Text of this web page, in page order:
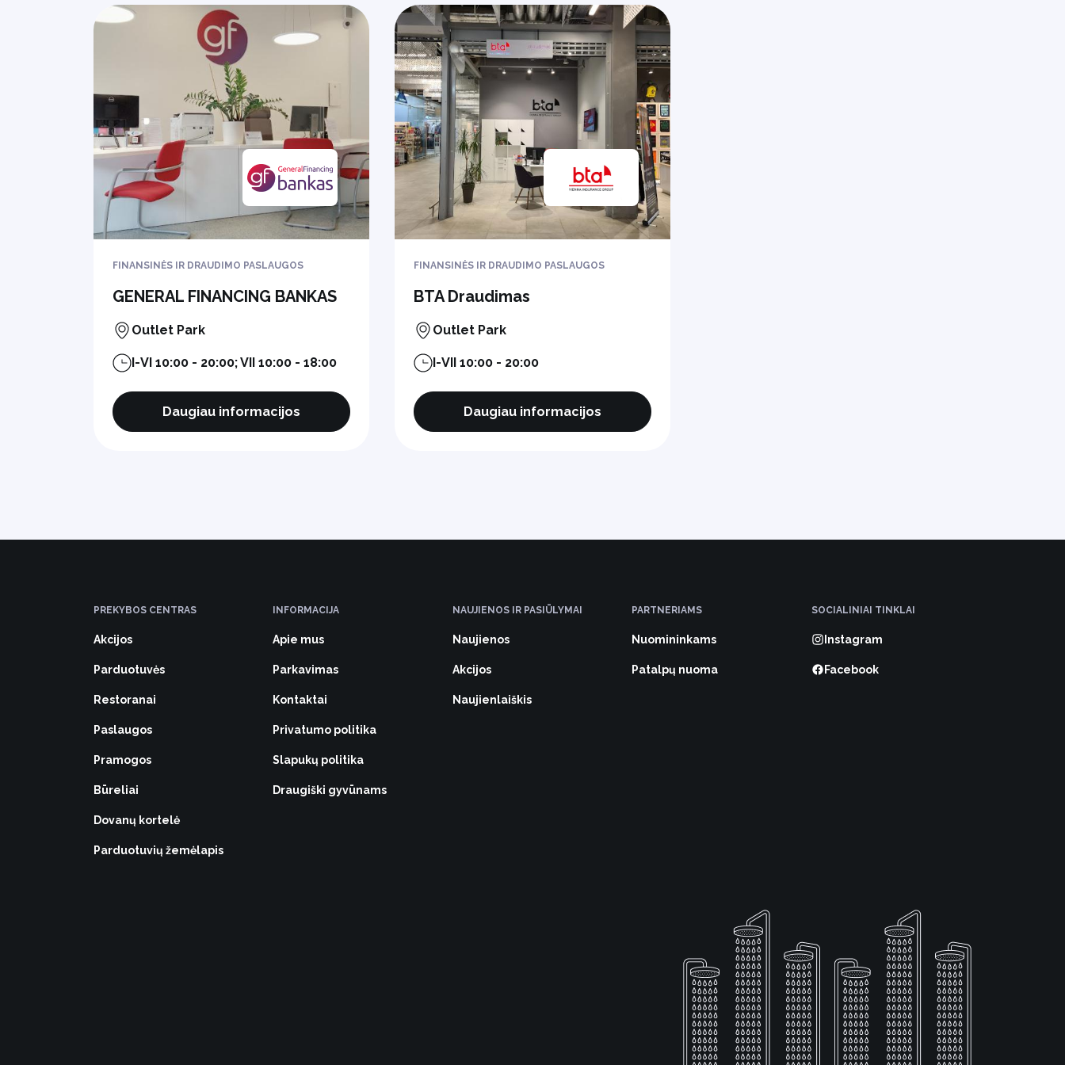
FINANSINĖS IR DRAUDIMO PASLAUGOS
GENERAL FINANCING BANKAS
Outlet Park
I-VI 10:00 - 20:00; VII 10:00 - 18:00
Daugiau informacijos
FINANSINĖS IR DRAUDIMO PASLAUGOS
BTA Draudimas
Outlet Park
I-VII 10:00 - 20:00
Daugiau informacijos
PREKYBOS CENTRAS
Akcijos
Parduotuvės
Restoranai
Paslaugos
Pramogos
Būreliai
Dovanų kortelė
Parduotuvių žemėlapis
INFORMACIJA
Apie mus
Parkavimas
Kontaktai
Privatumo politika
Slapukų politika
Draugiški gyvūnams
NAUJIENOS IR PASIŪLYMAI
Naujienos
Akcijos
Naujienlaiškis
PARTNERIAMS
Nuomininkams
Patalpų nuoma
SOCIALINIAI TINKLAI
Instagram
Facebook